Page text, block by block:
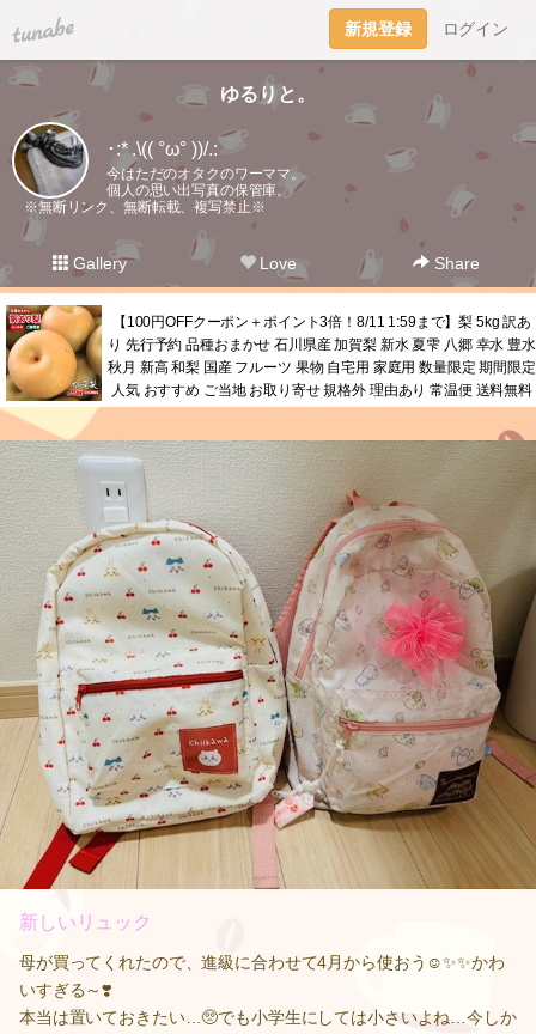
tuna.be 新規登録 ログイン
ゆるりと。
･:* .\(( °ω° ))/.:
今はただのオタクのワーママ。
個人の思い出写真の保管庫。
※無断リンク、無断転載、複写禁止※
Gallery Love Share
【100円OFFクーポン＋ポイント3倍！8/11 1:59まで】梨 5kg 訳あ
り 先行予約 品種おまかせ 石川県産 加賀梨 新水 夏雫 八郷 幸水 豊水
秋月 新高 和梨 国産 フルーツ 果物 自宅用 家庭用 数量限定 期間限定
人気 おすすめ ご当地 お取り寄せ 規格外 理由あり 常温便 送料無料
新しいリュック
母が買ってくれたので、進級に合わせて4月から使おう☺️✨✨かわ
いすぎる～❣️
本当は置いておきたい…🥺でも小学生にしては小さいよね…今しか